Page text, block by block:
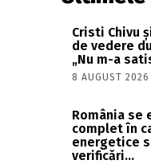
Cristi Chivu
de vedere
„Nu m-a
8 AUGUST 2026
România se
complet în
energetice
verificări…